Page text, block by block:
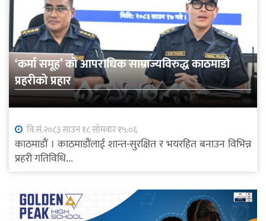
‘कर्मा समूह’ को आपराधिक साम्राज्यविरुद्ध काठमाडौं
प्रहरीको प्रहार
वि.सं.२०८३ साउन १८ सोमवार १५:०६
काठमाडौं । काठमाडौंलाई शान्त-सुरक्षित र भयरहित बनाउन विभिन्न
प्रहरी गतिविधि...